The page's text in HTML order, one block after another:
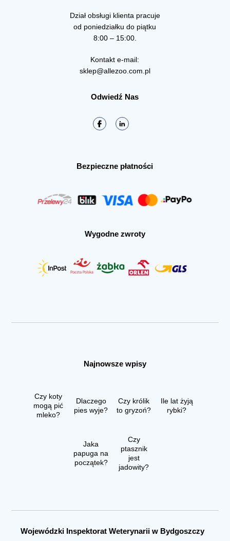
Dział obsługi klienta pracuje
od poniedziałku do piątku
8:00 – 15:00.
Kontakt e-mail:
sklep@allezoo.com.pl
Odwiedź Nas
Bezpieczne płatności
Wygodne zwroty
Najnowsze wpisy
Czy koty
mogą pić
mleko?
Dlaczego
pies wyje?
Czy królik
to gryzoń?
Ile lat żyją
rybki?
Jaka
papuga na
początek?
Czy
ptasznik
jest
jadowity?
Wojewódzki Inspektorat Weterynarii w Bydgoszczy